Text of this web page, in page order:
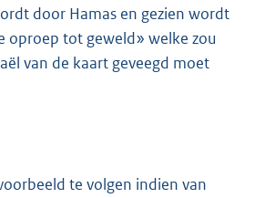
door Hamas en gezien wordt
oproep tot geweld» welke zou
van de kaart geveegd moet
te volgen indien van